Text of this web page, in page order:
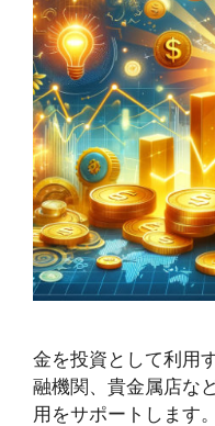
金を投資として利用
融機関、貴金属店な
用をサポートします